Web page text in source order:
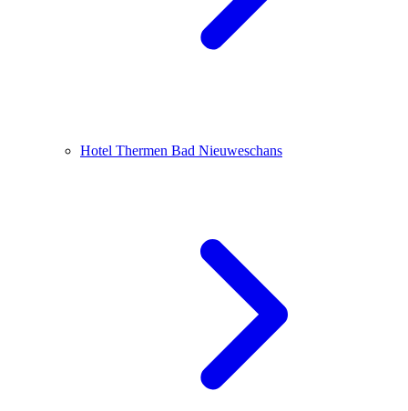
Hotel Thermen Bad Nieuweschans